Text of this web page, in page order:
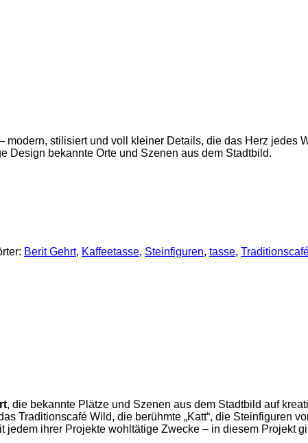
stilisiert und voll kleiner Details, die das Herz jedes
Design bekannte Orte und Szenen aus dem Stadtbild.
Berit Gehrt, Kaffeetasse, Steinfiguren, tasse,
, die bekannte Plätze und Szenen aus dem Stadtbild auf
Traditionscafé Wild, die berühmte „Katt“, die Steinfiguren
ihrer Projekte wohltätige Zwecke – in diesem Projekt